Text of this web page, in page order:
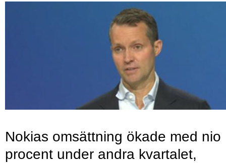
Nokias omsättning ökade med nio
procent under andra kvartalet,